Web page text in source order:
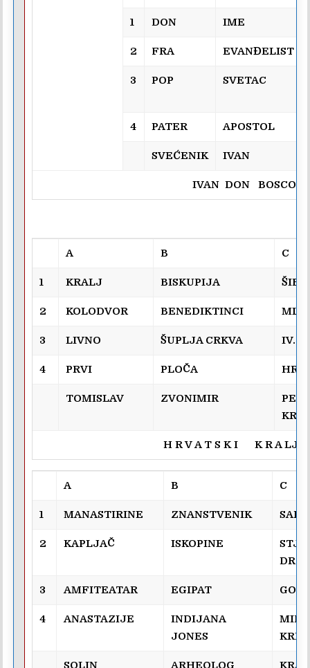
1 DON IME
2 FRA EVANĐELIST
3 POP SVETAC
4 PATER APOSTOL
SVEĆENIK IVAN
IVAN DON BOSCO
A B C
1 KRALJ BISKUPIJA
2 KOLODVOR BENEDIKTINCI
3 LIVNO ŠUPLJA CRKVA IV.
4 PRVI PLOČA HRM
TOMISLAV ZVONIMIR
H R V A T S K I K R A LJ E
A B C
1 MANASTIRINE ZNANSTVENIK
2 KAPLJAČ ISKOPINE
3 AMFITEATAR EGIPAT
4 ANASTAZIJE
INDIJANA
JONES
SOLIN ARHEOLOG